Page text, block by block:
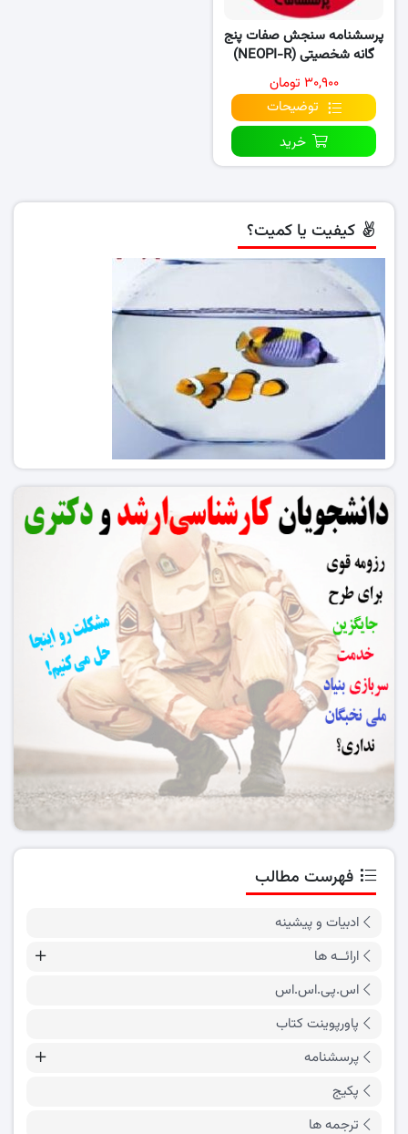
پرسشنامه سنجش صفات پنج
گانه شخصیتی (NEOPI-R)
۳۰,۹۰۰ تومان
توضیحات
خرید
کیفیت یا کمیت؟
فهرست مطالب
ادبیات و پیشینه
ارائــه ها
اس.پی.اس.اس
پاورپوینت کتاب
پرسشنامه
پکیج
ترجمه ها